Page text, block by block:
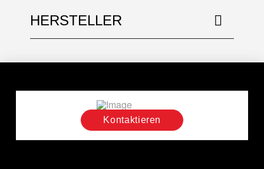
HERSTELLER
Kontaktieren